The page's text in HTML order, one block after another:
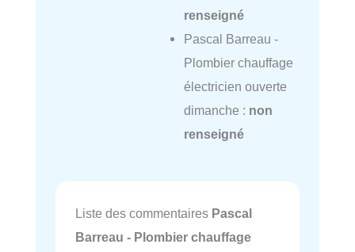
renseigné
Pascal Barreau -
Plombier chauffage
électricien ouverte
dimanche : non
renseigné
Liste des commentaires Pascal
Barreau - Plombier chauffage